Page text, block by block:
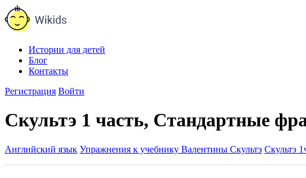
Истории для детей
Блог
Контакты
Регистрация Войти
Скультэ 1 часть, Стандартные
Английский язык Упражнения к учебнику Валентины Скультэ Скультэ